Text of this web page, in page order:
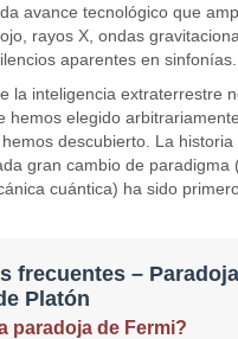
avance tecnológico que
rayos X, ondas
aparentes en sinfonías.
la inteligencia extraterrestre
hemos elegido
descubierto. La
gran cambio de paradigma
cuántica) ha sido
frecuentes –
Platón
paradoja de Fermi?